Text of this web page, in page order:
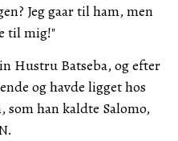
Jeg gaar til ham, men
til mig!"
Hustru Batseba, og efter
og havde ligget hos
som han kaldte Salomo,